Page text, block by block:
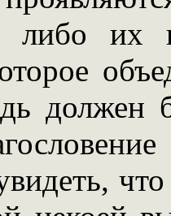
либо их
должен